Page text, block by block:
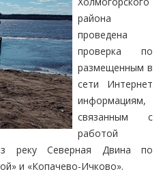
района
проведена
проверка по
размещенным в
сети Интернет
информациям,
связанным с
работой
реку Северная Двина по
и «Копачево-Ичково».